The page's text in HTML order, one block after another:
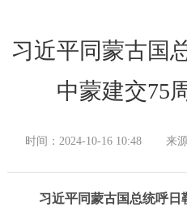
习近平同蒙古国
中蒙建交75
时间：2024-10-16 10:48 来
习近平同蒙古国总统呼日